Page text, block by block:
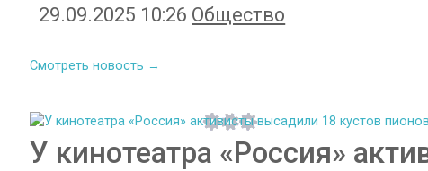
29.09.2025 10:26 Общество
Смотреть новость →
У кинотеатра «Россия»